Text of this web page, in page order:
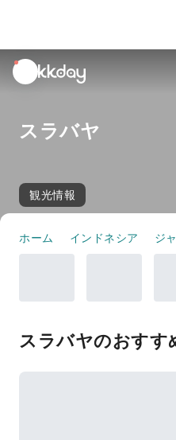
unread
notifications
スラバヤ
観光情報
ホーム インドネシア ジ
スラバヤのおすす